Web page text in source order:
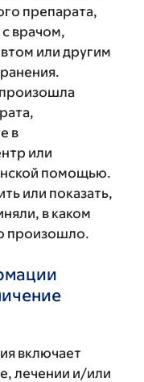
препарата,
врачом,
или другим
произошла
в
или
помощью.
или показать,
в каком
произошло.
включает
лечении и/или